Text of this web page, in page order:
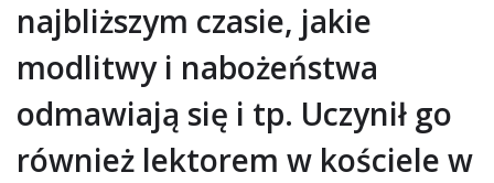
najbliższym czasie, jakie
modlitwy i nabożeństwa
odmawiają się i tp. Uczynił go
również lektorem w kościele w